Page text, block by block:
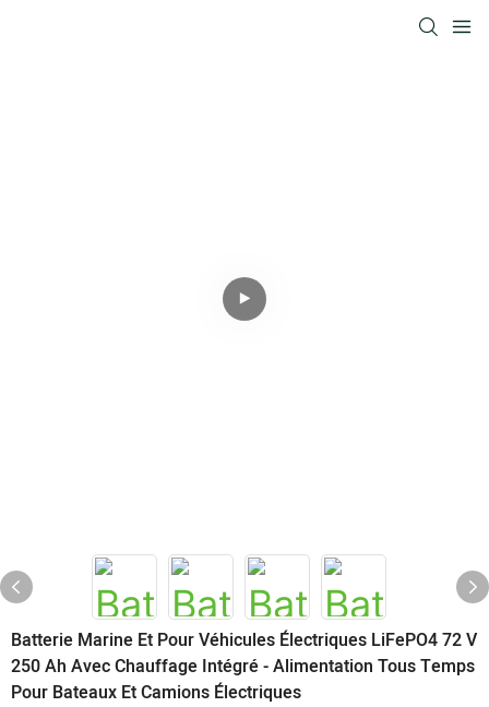
Batterie Marine Et Pour Véhicules Électriques LiFePO4 72 V
250 Ah Avec Chauffage Intégré - Alimentation Tous Temps
Pour Bateaux Et Camions Électriques